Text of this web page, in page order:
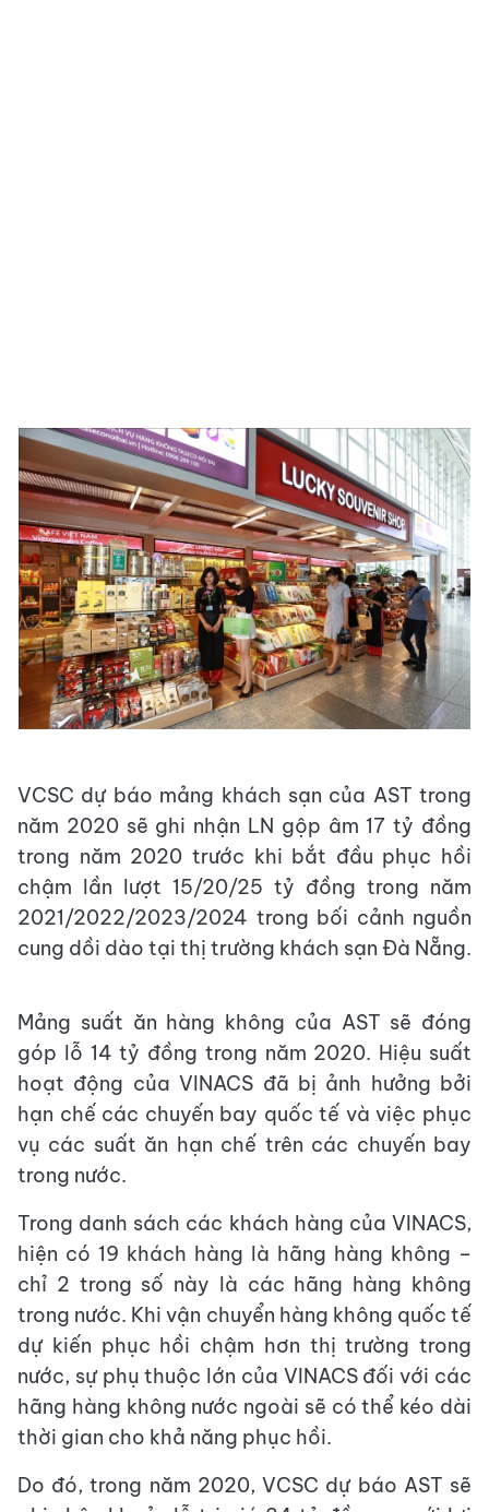
VCSC dự báo mảng khách sạn của AST trong
năm 2020 sẽ ghi nhận LN gộp âm 17 tỷ đồng
trong năm 2020 trước khi bắt đầu phục hồi
chậm lần lượt 15/20/25 tỷ đồng trong năm
2021/2022/2023/2024 trong bối cảnh nguồn
cung dồi dào tại thị trường khách sạn Đà Nẵng.
Mảng suất ăn hàng không của AST sẽ đóng
góp lỗ 14 tỷ đồng trong năm 2020. Hiệu suất
hoạt động của VINACS đã bị ảnh hưởng bởi
hạn chế các chuyến bay quốc tế và việc phục
vụ các suất ăn hạn chế trên các chuyến bay
trong nước.
Trong danh sách các khách hàng của VINACS,
hiện có 19 khách hàng là hãng hàng không –
chỉ 2 trong số này là các hãng hàng không
trong nước. Khi vận chuyển hàng không quốc tế
dự kiến phục hồi chậm hơn thị trường trong
nước, sự phụ thuộc lớn của VINACS đối với các
hãng hàng không nước ngoài sẽ có thể kéo dài
thời gian cho khả năng phục hồi.
Do đó, trong năm 2020, VCSC dự báo AST sẽ